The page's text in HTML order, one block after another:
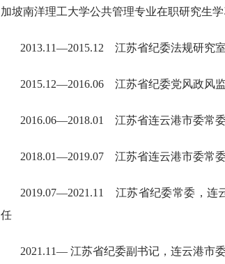
加坡南洋理工大学公共管理专业在职研究生
2013.11—2015.12 江苏省纪委法规研究室
2015.12—2016.06 江苏省纪委党风政风
2016.06—2018.01 江苏省连云港市委常
2018.01—2019.07 江苏省连云港市委常
2019.07—2021.11 江苏省纪委常委，连
任
2021.11— 江苏省纪委副书记，连云港市